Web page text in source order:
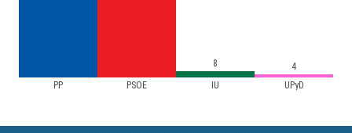
PP PSOE IU UPyD
8 4